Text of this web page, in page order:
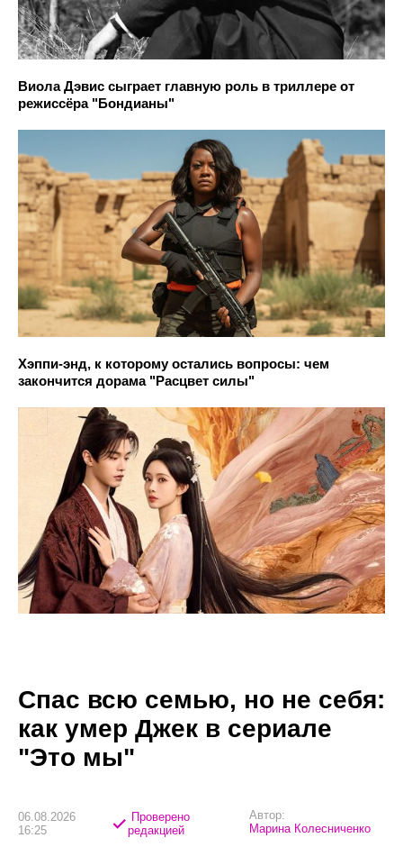
Виола Дэвис сыграет главную роль в триллере от
режиссёра "Бондианы"
Хэппи-энд, к которому остались вопросы: чем
закончится дорама "Расцвет силы"
Спас всю семью, но не себя:
как умер Джек в сериале
"Это мы"
06.08.2026
16:25
Проверено
редакцией
Автор:
Марина Колесниченко